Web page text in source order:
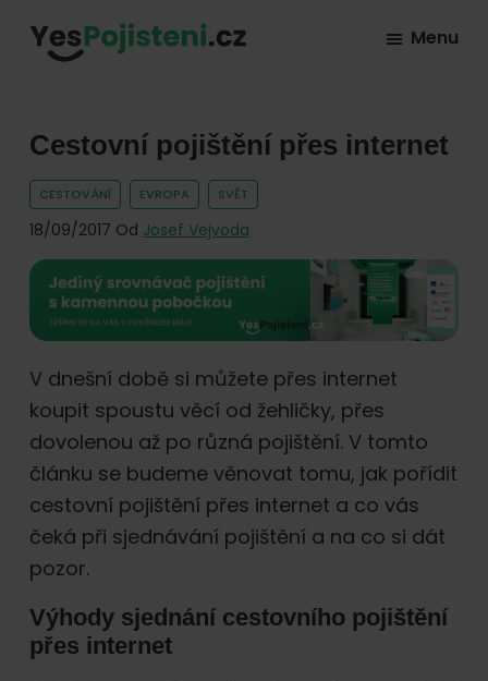
všech
druhů
pojištění
od
hlavních
pojišťoven
na
Vyberte
nejlevnější
pojištění
online.
Menu
Cestovní pojištění přes internet
CESTOVÁNÍ EVROPA SVĚT
18/09/2017 Od Josef Vejvoda
V dnešní době si můžete přes internet
koupit spoustu věcí od žehličky, přes
dovolenou až po různá pojištění. V tomto
článku se budeme věnovat tomu, jak pořídit
cestovní pojištění přes internet a co vás
čeká při sjednávání pojištění a na co si dát
pozor.
Výhody sjednání cestovního pojištění
přes internet